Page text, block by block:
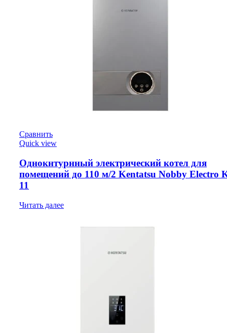
Сравнить
Quick view
Однокнтурнный электрический котел для
помещений до 110 м/2 Kentatsu Nobby Electro
11
Читать далее